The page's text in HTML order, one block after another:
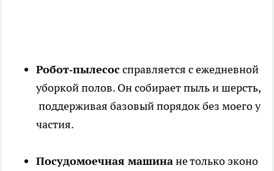
Робот‑пылесос справляется с ежедневной
уборкой полов. Он собирает пыль и шерсть,
поддерживая базовый порядок без моего у
частия.
Посудомоечная машинане только эконо